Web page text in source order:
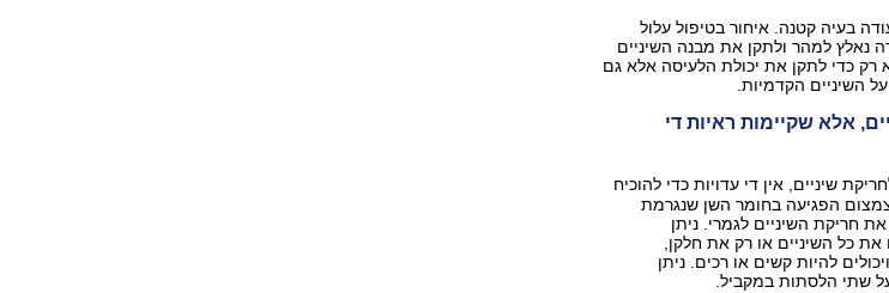
בעיה קטנה. איחור בטיפול עלול
נאלץ למהר ולתקן את מבנה השיניים
רק כדי לתקן את יכולת הלעיסה אלא גם
השיניים הקדמיות.
אלא שקיימות ראיות די
שיניים, אין די עדויות כדי להוכיח
הפגיעה בחומר השן שנגרמת
חריקת השיניים לגמרי. ניתן
כל השיניים או רק את חלקן,
להיות קשים או רכים. ניתן
שתי הלסתות במקביל.